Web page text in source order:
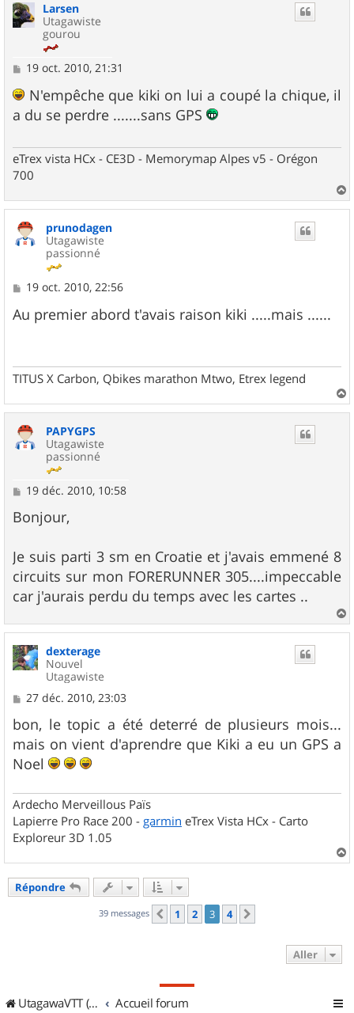
Larsen
Utagawiste
gourou
M
s
a
19 oct. 2010, 21:31
N'empêche que kiki on lui a coupé la chique, il
a du se perdre .......sans GPS
eTrex vista HCx - CE3D - Memorymap Alpes v5 - Orégon
700
a
prunodagen
Utagawiste
passionné
M
s
s
19 oct. 2010, 22:56
Au premier abord t'avais raison kiki .....mais ......
TITUS X Carbon, Qbikes marathon Mtwo, Etrex legend
a
PAPYGPS
Utagawiste
passionné
M
s
s
g
e
19 déc. 2010, 10:58
Bonjour,
Je suis parti 3 sm en Croatie et j'avais emmené 8
circuits sur mon FORERUNNER 305....impeccable
car j'aurais perdu du temps avec les cartes ..
a
dexterage
Nouvel
Utagawiste
M
s
s
a
g
e
27 déc. 2010, 23:03
bon, le topic a été deterré de plusieurs mois...
mais on vient d'aprendre que Kiki a eu un GPS a
Noel
Ardecho Merveillous Païs
Lapierre Pro Race 200 - garmin eTrex Vista HCx - Carto
Exploreur 3D 1.05
a
Répondre
39 messages Précédent
1 2 3 4
Aller
UtagawaVTT (Randos VTT et VTTAE avec traces GPS) Accueil forum